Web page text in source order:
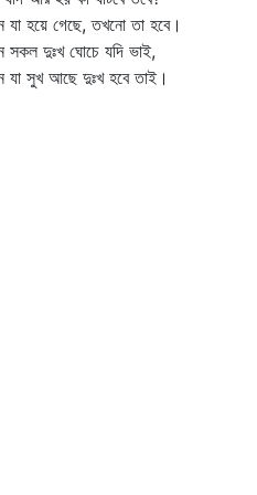
যা হয়ে গেছে, তখনো তা হবে।
সকল দুঃখ ঘোচে যদি ভাই,
যা সুখ আছে দুঃখ হবে তাই।